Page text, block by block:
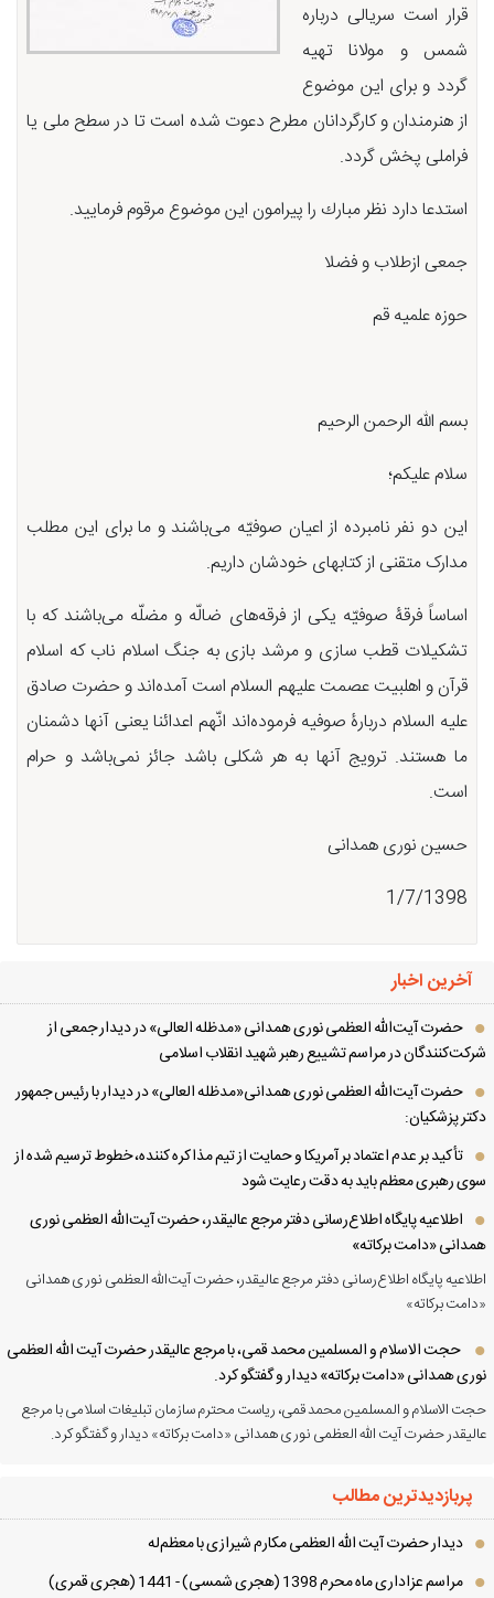
قرار است سریالی درباره
شمس و مولانا تهیه
گردد و برای این موضوع
از هنرمندان و كارگردانان مطرح دعوت شده است تا در سطح ملی یا
فراملی پخش گردد.
استدعا دارد نظر مبارك را پیرامون این موضوع مرقوم فرمایید.
جمعی ازطلاب و فضلا
حوزه علمیه قم
بسم الله الرحمن الرحیم
سلام علیکم؛
این دو نفر نامبرده از اعیان صوفیّه می‌باشند و ما برای این مطلب
مدارک متقنی از کتابهای خودشان داریم.
اساساً فرقۀ صوفیّه یکی از فرقه‌های ضالّه و مضلّه می‌باشند که با
تشکیلات قطب سازی و مرشد بازی به جنگ اسلام ناب که اسلام
قرآن و اهلبیت عصمت علیهم‌ السلام است آمده‌اند و حضرت صادق
علیه السلام دربارۀ صوفیه فرموده‌اند انّهم اعدائنا یعنی آنها دشمنان
ما هستند. ترویج آنها به هر شکلی باشد جائز نمی‌باشد و حرام
است.
حسین نوری همدانی
1/7/1398
آخرین اخبار
حضرت آیت‌الله العظمی نوری همدانی «مدظله العالی» در دیدار جمعی از
در مراسم تشییع رهبر شهید انقلاب اسلامی
حضرت آیت‌الله العظمی نوری همدانی«مدظله العالی» در دیدار با رئیس جمهور
پزشکیان:
تأکید بر عدم اعتماد بر آمریکا و حمایت از تیم مذاکره کننده، خطوط ترسیم شده از
رهبری معظم باید به دقت رعایت شود
اطلاعیه پایگاه اطلاع‌رسانی دفتر مرجع عالیقدر، حضرت آیت‌الله العظمی نوری
«دامت برکاته»
پایگاه اطلاع‌رسانی دفتر مرجع عالیقدر، حضرت آیت‌الله العظمی نوری همدانی
برکاته»
حجت الاسلام و المسلمین محمد قمی، با مرجع عالیقدر حضرت آیت الله العظمی
همدانی «دامت برکاته» دیدار و گفتگو کرد.
الاسلام و المسلمین محمد قمی، ریاست محترم سازمان تبلیغات اسلامی با مرجع
حضرت آیت الله العظمی نوری همدانی «دامت برکاته» دیدار و گفتگو کرد.
پربازدیدترین مطالب
دیدار حضرت آیت الله العظمی مكارم شیرازی با معظم‌له
مراسم عزاداری ماه محرم 1398 (هجری شمسی) - 1441 (هجری قمری)